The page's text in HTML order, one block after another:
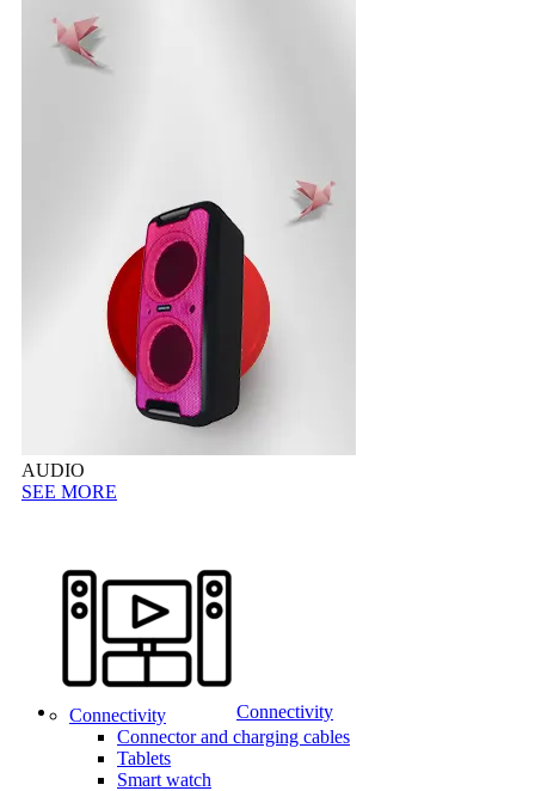
AUDIO
SEE MORE
Connectivity
Connectivity
Connector and charging cables
Tablets
Smart watch